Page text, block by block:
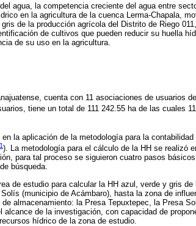
agua, la competencia creciente del agua entre
en la agricultura de la cuenca Lerma-Chapala,
de la producción agrícola del Distrito de Riego
de cultivos que pueden reducir su huella
de su uso en la agricultura.
cuenta con 11 asociaciones de usuarios
tiene un total de 111 242.55 ha de las cuales
la aplicación de la metodología para la
). La metodología para el cálculo de la HH se realizó
para tal proceso se siguieron cuatro pasos
búsqueda.
de estudio para calcular la HH azul, verde y gris
(municipio de Acámbaro), hasta la zona de
almacenamiento: la Presa Tepuxtepec, la Presa
de la investigación, con capacidad de
hídrico de la zona de estudio.